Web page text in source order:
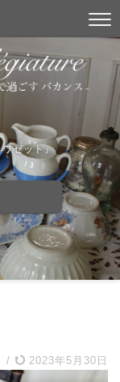
ゼット』
/ 2023年5月30日